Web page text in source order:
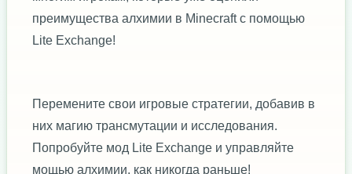
преимущества алхимии в Minecraft с помощью
Lite Exchange!
Перемените свои игровые стратегии, добавив в
них магию трансмутации и исследования.
Попробуйте мод Lite Exchange и управляйте
мощью алхимии, как никогда раньше!